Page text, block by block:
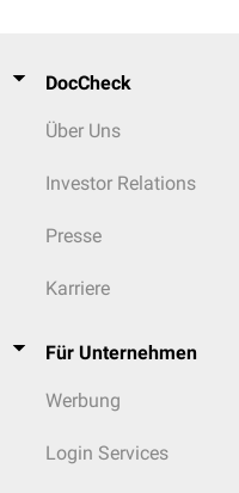
DocCheck
Über Uns
Investor Relations
Presse
Karriere
Für Unternehmen
Werbung
Login Services